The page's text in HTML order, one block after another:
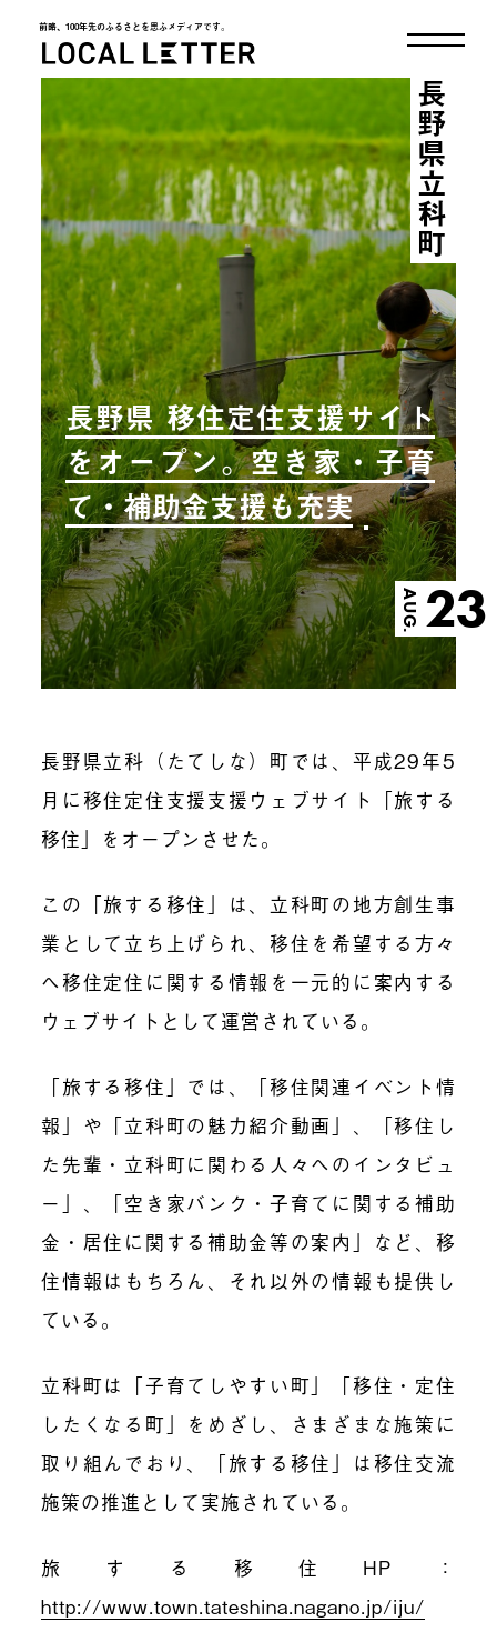
前略、100年先のふるさとを思ふメディアです。
LOCAL LETTER
長野県 移住定住支援サイト
をオープン。空き家・子育
て・補助金支援も充実
AUG. 23
長野県立科町
長野県立科（たてしな）町では、平成29年5
月に移住定住支援支援ウェブサイト「旅する
移住」をオープンさせた。
この「旅する移住」は、立科町の地方創生事
業として立ち上げられ、移住を希望する方々
へ移住定住に関する情報を一元的に案内する
ウェブサイトとして運営されている。
「旅する移住」では、「移住関連イベント情
報」や「立科町の魅力紹介動画」、「移住し
た先輩・立科町に関わる人々へのインタビュ
ー」、「空き家バンク・子育てに関する補助
金・居住に関する補助金等の案内」など、移
住情報はもちろん、それ以外の情報も提供し
ている。
立科町は「子育てしやすい町」「移住・定住
したくなる町」をめざし、さまざまな施策に
取り組んでおり、「旅する移住」は移住交流
施策の推進として実施されている。
旅する移住HP：
http://www.town.tateshina.nagano.jp/iju/